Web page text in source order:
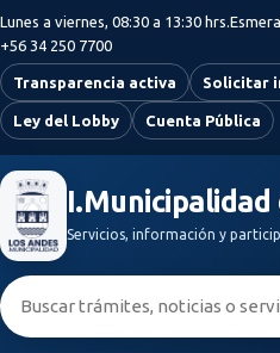
Saltar al contenido principal
Lunes a viernes, 08:30 a 13:30 hrs.
+56 34 250 7700
Transparencia activa Solicitar
Ley del Lobby Cuenta Pública
I.Municipalidad
Servicios, información y
Buscar: